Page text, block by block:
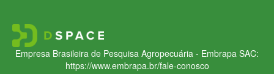
Empresa Brasileira de Pesquisa Agropecuária - Embrapa SAC:
https://www.embrapa.br/fale-conosco